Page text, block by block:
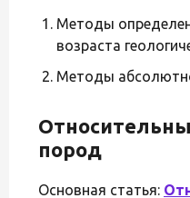
Методы
возраста
Методы
пород
Основная статья: